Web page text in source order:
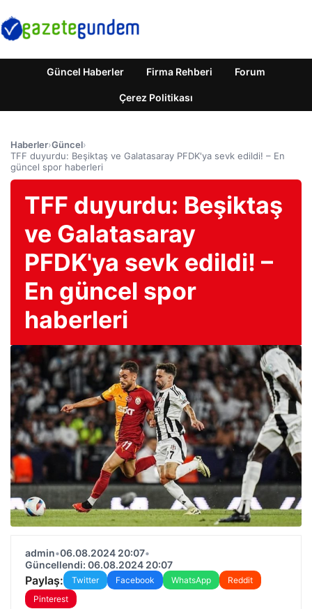
Güncel Haberler Firma Rehberi Forum
Çerez Politikası
Haberler›Güncel›
TFF duyurdu: Beşiktaş ve Galatasaray PFDK'ya sevk edildi! – En
güncel spor haberleri
TFF duyurdu: Beşiktaş
ve Galatasaray
PFDK'ya sevk edildi! –
En güncel spor
haberleri
admin•06.08.2024 20:07•
Güncellendi: 06.08.2024 20:07
Paylaş: Twitter Facebook WhatsApp
Reddit
Pinterest